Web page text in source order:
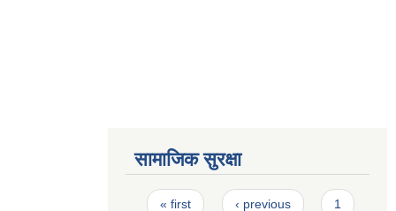
सामाजिक सुरक्षा
Pages
« first ‹ previous 1